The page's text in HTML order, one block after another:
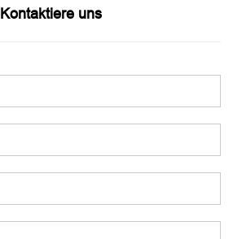
Kontaktiere uns